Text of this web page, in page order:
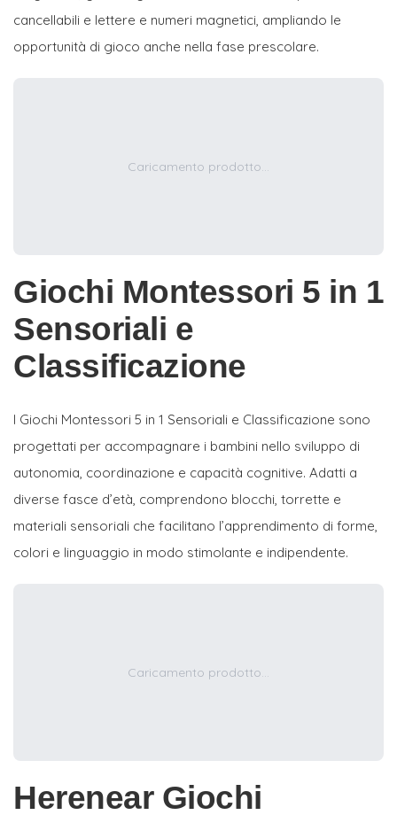
cancellabili e lettere e numeri magnetici, ampliando le
opportunità di gioco anche nella fase prescolare.
Caricamento prodotto...
Giochi Montessori 5 in 1
Sensoriali e
Classificazione
I Giochi Montessori 5 in 1 Sensoriali e Classificazione sono
progettati per accompagnare i bambini nello sviluppo di
autonomia, coordinazione e capacità cognitive. Adatti a
diverse fasce d’età, comprendono blocchi, torrette e
materiali sensoriali che facilitano l’apprendimento di forme,
colori e linguaggio in modo stimolante e indipendente.
Caricamento prodotto...
Herenear Giochi